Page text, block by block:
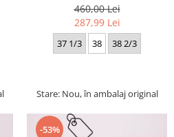
460,00 Lei
287,99 Lei
37 1/3 38 38 2/3
Stare: Nou, în ambalaj original
-53%